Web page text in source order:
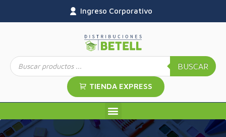
Ingreso Corporativo
BUSCAR
TIENDA EXPRESS